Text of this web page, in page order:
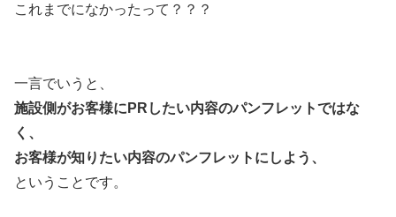
これまでになかったって？？？
一言でいうと、
施設側がお客様にPRしたい内容のパンフレットではな
く、
お客様が知りたい内容のパンフレットにしよう、
ということです。